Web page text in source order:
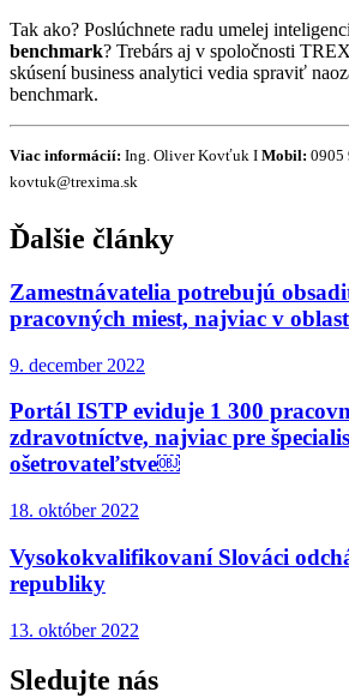
Tak ako? Poslúchnete radu umelej
benchmark? Trebárs aj v spoločnosti
skúsení business analytici vedia spraviť
benchmark.
Viac informácií: Ing. Oliver Kovťuk I Mobil: 0905
kovtuk@trexima.sk
Ďalšie články
Zamestnávatelia potrebujú
pracovných miest, najviac v
9. december 2022
Portál ISTP eviduje 1 300
zdravotníctve, najviac pre
ošetrovateľstve￼
18. október 2022
Vysokokvalifikovaní Slováci
republiky
13. október 2022
Sledujte nás